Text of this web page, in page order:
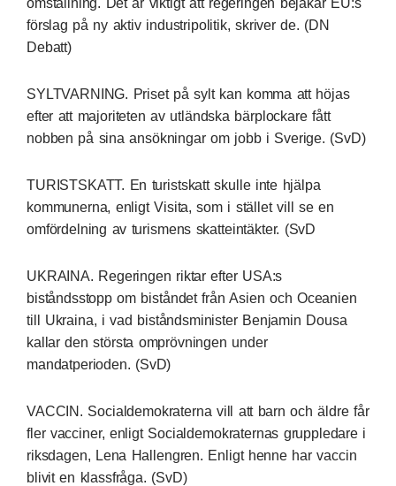
omställning. Det är viktigt att regeringen bejakar EU:s
förslag på ny aktiv industripolitik, skriver de. (DN
Debatt)
SYLTVARNING. Priset på sylt kan komma att höjas
efter att majoriteten av utländska bärplockare fått
nobben på sina ansökningar om jobb i Sverige. (SvD)
TURISTSKATT. En turistskatt skulle inte hjälpa
kommunerna, enligt Visita, som i stället vill se en
omfördelning av turismens skatteintäkter. (SvD
UKRAINA. Regeringen riktar efter USA:s
biståndsstopp om biståndet från Asien och Oceanien
till Ukraina, i vad biståndsminister Benjamin Dousa
kallar den största omprövningen under
mandatperioden. (SvD)
VACCIN. Socialdemokraterna vill att barn och äldre får
fler vacciner, enligt Socialdemokraternas gruppledare i
riksdagen, Lena Hallengren. Enligt henne har vaccin
blivit en klassfråga. (SvD)